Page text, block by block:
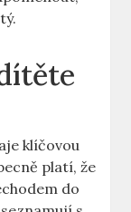
klíčovou
platí, že
do